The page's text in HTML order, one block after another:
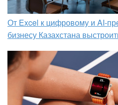
От Excel к цифровому и
бизнесу Казахстана